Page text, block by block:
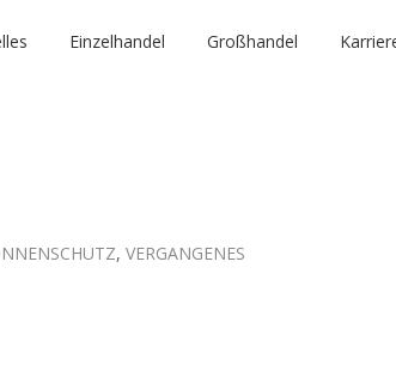
Einzelhandel Großhandel
, VERGANGENES